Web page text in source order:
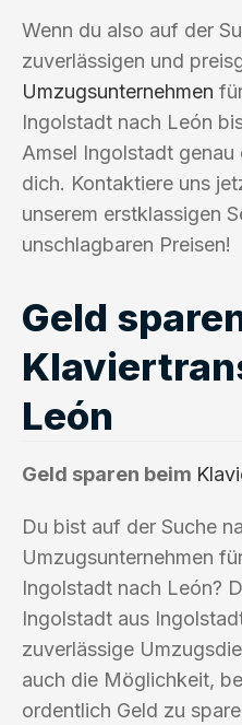
Wenn du also auf der
zuverlässigen und
Umzugsunternehmen
Ingolstadt nach León
Amsel Ingolstadt
dich. Kontaktiere uns
unserem erstklassigen
unschlagbaren Preisen!
Geld
León
Geld sparen beim
Du bist auf der Suche
Umzugsunternehmen
Ingolstadt nach León?
Ingolstadt aus
zuverlässige
auch die Möglichkeit,
ordentlich Geld zu